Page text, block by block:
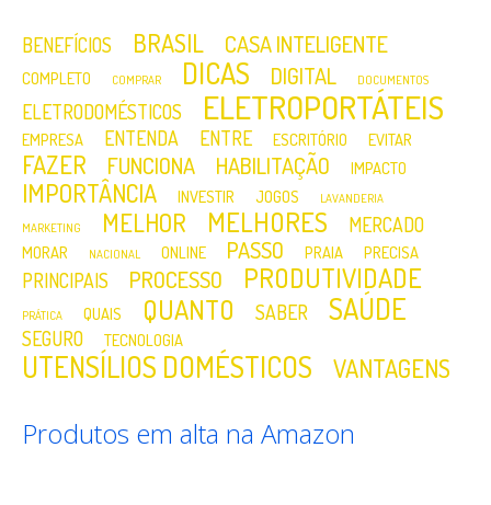
BENEFÍCIOS BRASIL CASA INTELIGENTE
COMPLETO COMPRAR DICAS DIGITAL DOCUMENTOS
ELETRODOMÉSTICOS ELETROPORTÁTEIS
EMPRESA ENTENDA ENTRE ESCRITÓRIO EVITAR
FAZER FUNCIONA HABILITAÇÃO IMPACTO
IMPORTÂNCIA INVESTIR JOGOS
LAVANDERIA
MARKETING
MELHOR MELHORES MERCADO
MORAR NACIONAL ONLINE PASSO PRAIA PRECISA
PRINCIPAIS PROCESSO PRODUTIVIDADE
PRÁTICA QUAIS QUANTO SABER SAÚDE
SEGURO TECNOLOGIA
UTENSÍLIOS DOMÉSTICOS VANTAGENS
Produtos em alta na Amazon